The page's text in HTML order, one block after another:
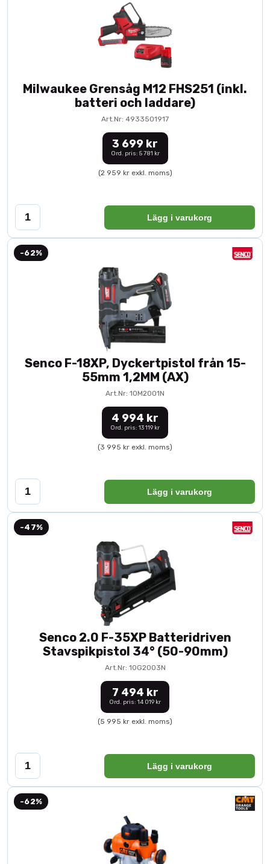
Milwaukee Grensåg M12 FHS251 (inkl.
batteri och laddare)
Art.Nr: 4933501917
3 699 kr
Ord. pris: 5 781 kr
(2 959 kr exkl. moms)
Lägg i varukorg
-62%
Senco F-18XP, Dyckertpistol från 15-
55mm 1,2MM (AX)
Art.Nr: 10M2001N
4 994 kr
Ord. pris: 13 119 kr
(3 995 kr exkl. moms)
Lägg i varukorg
-47%
Senco 2.0 F-35XP Batteridriven
Stavspikpistol 34° (50-90mm)
Art.Nr: 10G2003N
7 494 kr
Ord. pris: 14 019 kr
(5 995 kr exkl. moms)
Lägg i varukorg
-62%